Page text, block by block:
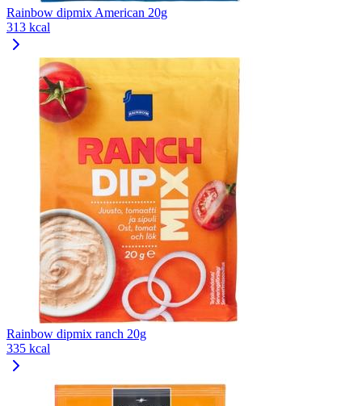
Rainbow dipmix American 20g
313 kcal
Rainbow dipmix ranch 20g
335 kcal